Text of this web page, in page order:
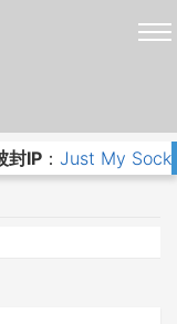
封IP ： Just My